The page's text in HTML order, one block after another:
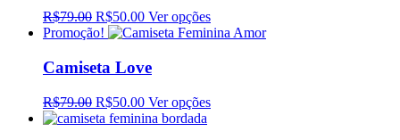
R$79.00 R$50.00 Ver opções
Promoção!
Camiseta Love
R$79.00 R$50.00 Ver opções